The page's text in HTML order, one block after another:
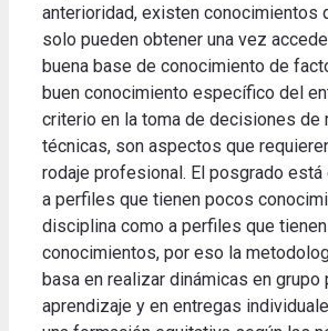
anterioridad, existen conocimientos
solo pueden obtener una vez
buena base de conocimiento de
buen conocimiento específico del
criterio en la toma de decisiones de
técnicas, son aspectos que
rodaje profesional. El posgrado está
a perfiles que tienen pocos
disciplina como a perfiles que
conocimientos, por eso la
basa en realizar dinámicas en grupo
aprendizaje y en entregas